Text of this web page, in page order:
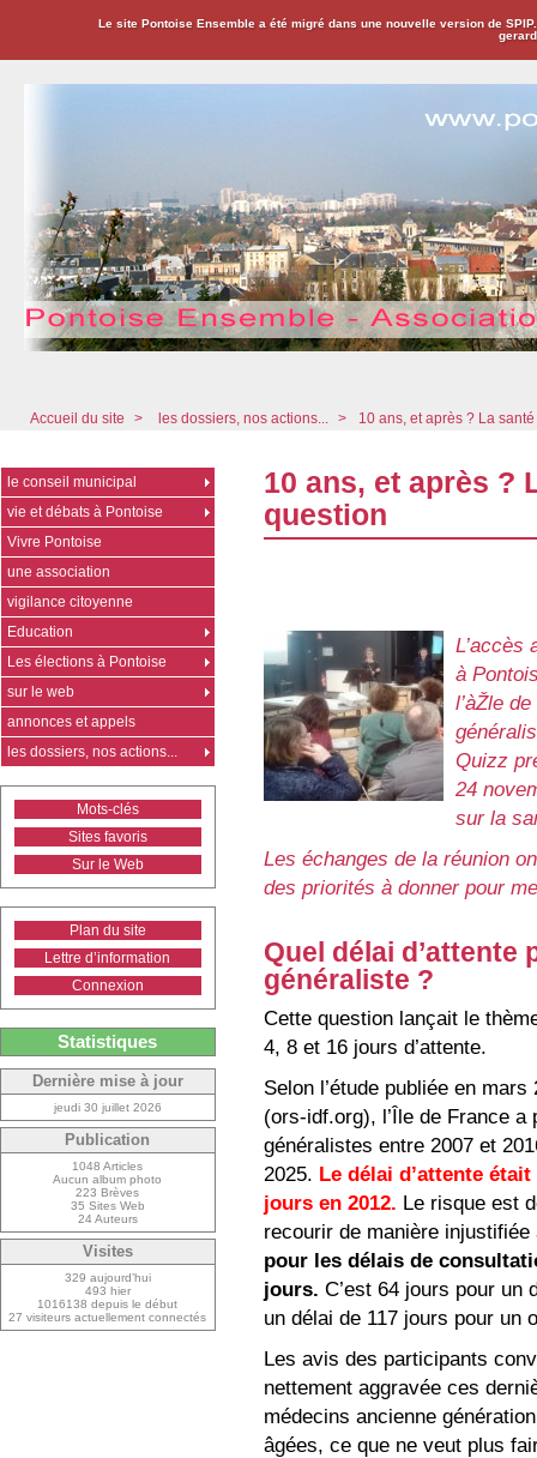
Le site Pontoise Ensemble a été migré dans une nouvelle version de
Accueil du site > les dossiers, nos actions... > 10 ans, et après ? La
10 ans, et après ?
question
L’accès
à
l’àŽle
Quizz
24
sur la
Les échanges de la réunion
des priorités à donner pour
Quel délai d’attente
généraliste ?
Cette question lançait le
4, 8 et 16 jours d’attente.
Selon l’étude publiée en
(ors-idf.org), l’Île de France
généralistes entre 2007 et
2025. Le délai d’attente
jours en 2012. Le risque est
recourir de manière
pour les délais de
jours. C’est 64 jours pour un
un délai de 117 jours pour un
Les avis des participants
nettement aggravée ces
médecins ancienne
âgées, ce que ne veut plus
le conseil municipal
vie et débats à Pontoise
Vivre Pontoise
une association
vigilance citoyenne
Education
Les élections à Pontoise
sur le web
annonces et appels
les dossiers, nos actions...
Mots-clés
Sites favoris
Sur le Web
Plan du site
Lettre d’information
Connexion
Statistiques
Dernière mise à jour
jeudi 30 juillet 2026
Publication
1048 Articles
Aucun album photo
223 Brèves
35 Sites Web
24 Auteurs
Visites
329 aujourd’hui
493 hier
1016138 depuis le début
27 visiteurs actuellement connectés